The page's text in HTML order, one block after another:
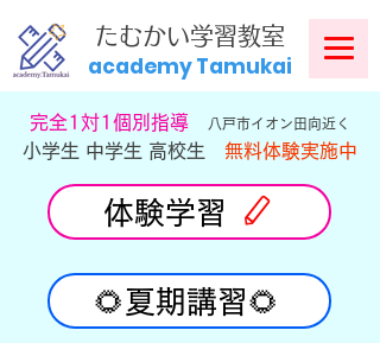
​たむかい学習教室
academy Tamukai
​完全1対1個別指導 八戸市イオン田向近く
小学生 中学生 高校生 無料体験実施中
体験学習
🌻夏期講習🌻